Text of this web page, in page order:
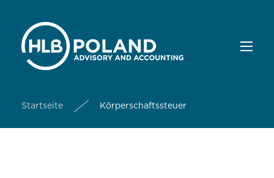
Startseite Körperschaftssteuer